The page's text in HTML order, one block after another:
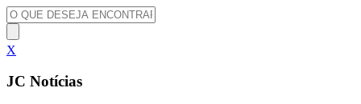
X
JC Notícias